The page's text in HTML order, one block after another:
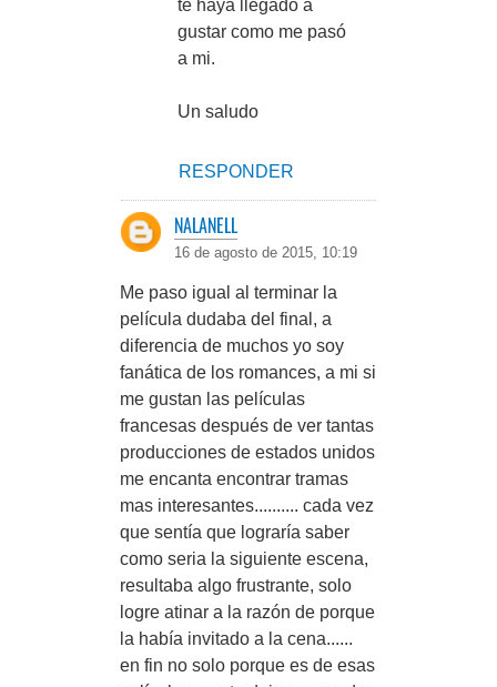
te haya llegado a
gustar como me pasó
a mi.
Un saludo
RESPONDER
NALANELL
16 de agosto de 2015, 10:19
Me paso igual al terminar la
película dudaba del final, a
diferencia de muchos yo soy
fanática de los romances, a mi si
me gustan las películas
francesas después de ver tantas
producciones de estados unidos
me encanta encontrar tramas
mas interesantes.......... cada vez
que sentía que lograría saber
como seria la siguiente escena,
resultaba algo frustrante, solo
logre atinar a la razón de porque
la había invitado a la cena......
en fin no solo porque es de esas